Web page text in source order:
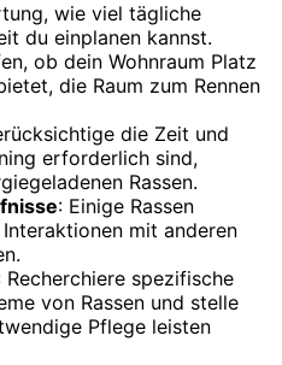
wie viel tägliche
du einplanen kannst.
ob dein Wohnraum Platz
die Raum zum Rennen
die Zeit und
erforderlich sind,
Rassen.
: Einige Rassen
mit anderen
Recherchiere spezifische
von Rassen und stelle
Pflege leisten